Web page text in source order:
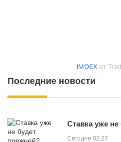
IMOEX от
Последние новости
Ставка уже
Сегодня 02:27